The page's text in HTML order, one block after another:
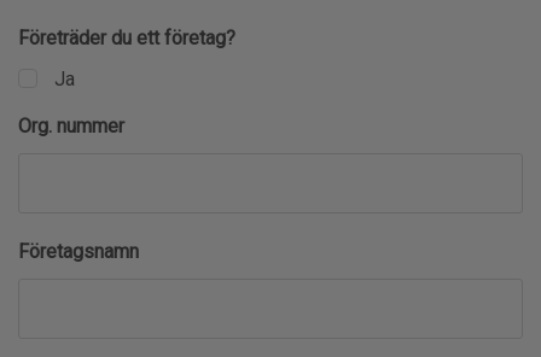
Företräder du ett företag?
Ja
Org. nummer
Företagsnamn